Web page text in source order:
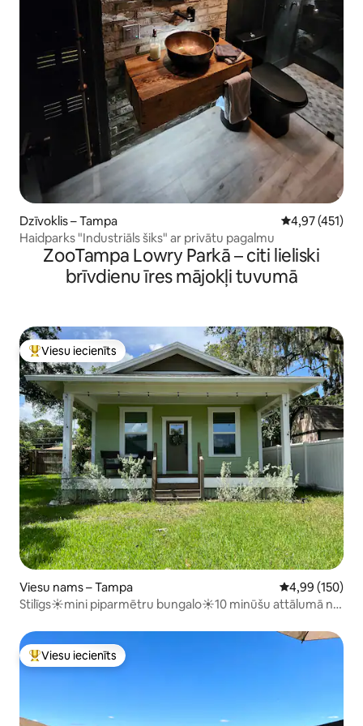
Dzīvoklis – Tampa Vidējais
4,97 (451)
Haidparks "Industriāls šiks" ar privātu pagalmu
ZooTampa Lowry Parkā – citi lieliski
brīvdienu īres mājokļi tuvumā
Populārs viesu iecienīts mājoklis
Viesu iecienīts
Viesu nams – Tampa Vidējais
4,99 (150)
Stilīgs☀mini piparmētru bungalo☀10 minūšu attālumā no
Populārs viesu iecienīts mājoklis
Viesu iecienīts